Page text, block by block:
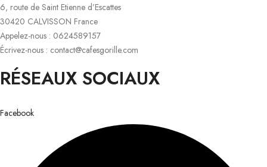
6, route de Saint Etienne d’Escattes
30420 CALVISSON France
Appelez-nous : 0624589157
Écrivez-nous : contact@cafesgorille.com
RÉSEAUX SOCIAUX
Facebook